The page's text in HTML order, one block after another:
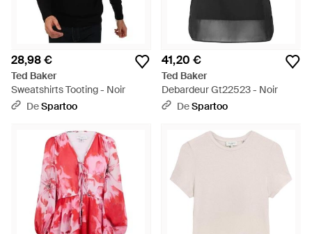
28,98 €
Ted Baker
Sweatshirts Tooting - Noir
DeSpartoo
41,20 €
Ted Baker
Debardeur Gt22523 - Noir
DeSpartoo